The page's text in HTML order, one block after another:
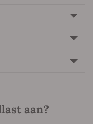
aan?